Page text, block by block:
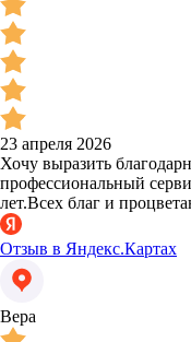
23 апреля 2026
Хочу выразить
профессиональный
лет.Всех благ и
Отзыв в Яндекс.Картах
Вера